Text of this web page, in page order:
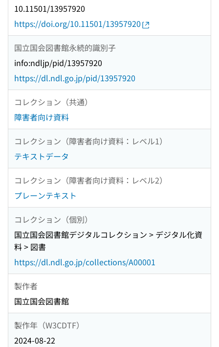
10.11501/13957920
https://doi.org/10.11501/13957920
国立国会図書館永続的識別子
info:ndljp/pid/13957920
https://dl.ndl.go.jp/pid/13957920
コレクション（共通）
障害者向け資料
コレクション（障害者向け資料：レベル1）
テキストデータ
コレクション（障害者向け資料：レベル2）
プレーンテキスト
コレクション（個別）
国立国会図書館デジタルコレクション > デジタル化資
料 > 図書
https://dl.ndl.go.jp/collections/A00001
製作者
国立国会図書館
製作年（W3CDTF）
2024-08-22